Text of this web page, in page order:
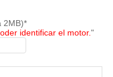
2MB)*
identificar el motor."